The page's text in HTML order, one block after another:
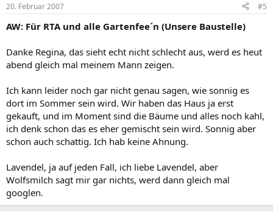
20. Februar 2007 #5
AW: Für RTA und alle Gartenfee´n (Unsere Baustelle)
Danke Regina, das sieht echt nicht schlecht aus, werd es heut
abend gleich mal meinem Mann zeigen.
Ich kann leider noch gar nicht genau sagen, wie sonnig es
dort im Sommer sein wird. Wir haben das Haus ja erst
gekauft, und im Moment sind die Bäume und alles noch kahl,
ich denk schon das es eher gemischt sein wird. Sonnig aber
schon auch schattig. Ich hab keine Ahnung.
Lavendel, ja auf jeden Fall, ich liebe Lavendel, aber
Wolfsmilch sagt mir gar nichts, werd dann gleich mal
googlen.